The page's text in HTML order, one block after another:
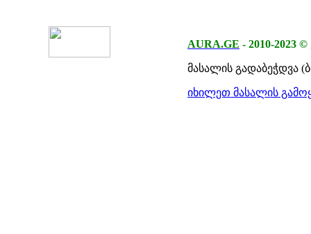
AURA.GE - 2010-2023 ©
მასალის გადაბეჭდვა
იხილეთ მასალის